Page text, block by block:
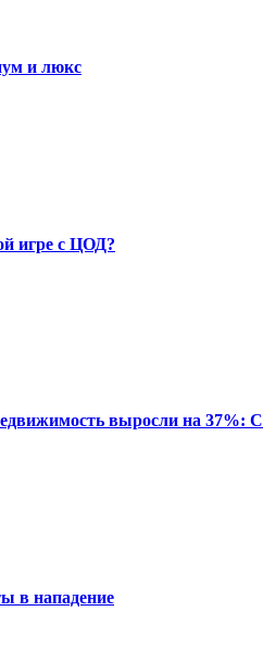
и люкс
игре с ЦОД?
выросли на 37%:
в нападение